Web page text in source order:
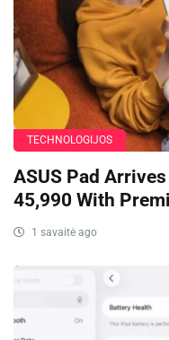
TECHNOLOGIJOS
ASUS Pad
45,990 With
1 savaitė ago